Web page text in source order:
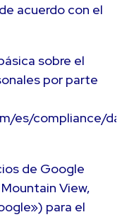
acuerdo con el
sobre el
por parte
es/compliance/
de Google
View,
para el